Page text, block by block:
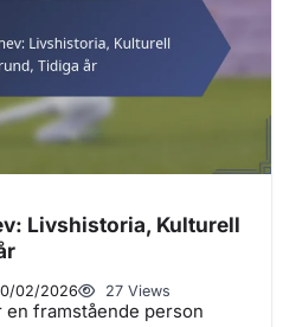
Livshistoria, Kulturell
02/2026 27 Views
en framstående person